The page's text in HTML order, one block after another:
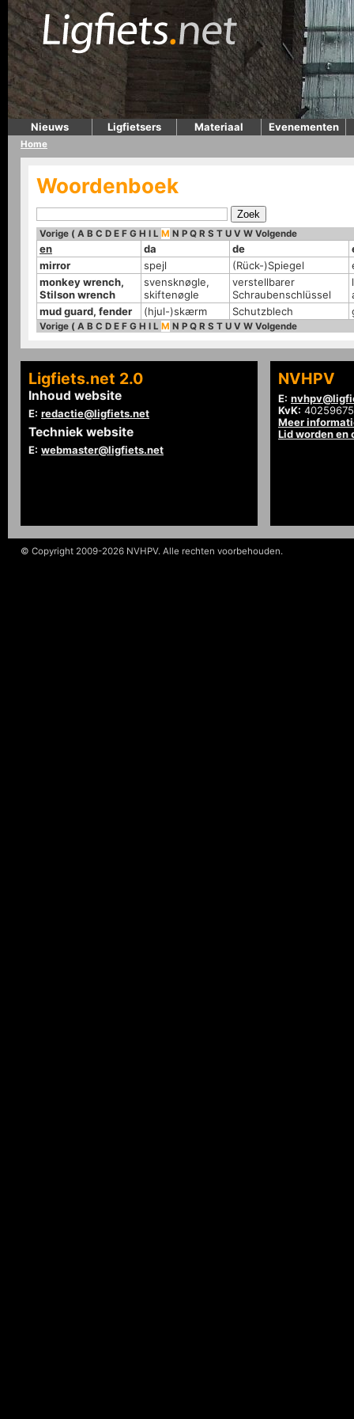
Nieuws Ligfietsers Materiaal Evenementen
Home
Woordenboek
Vorige ( A B C D E F G H I L M N P Q R S T U V W Volgende
en da de
mirror
spejl (Rück-)Spiegel
monkey wrench,
Stilson wrench
svensknøgle,
skiftenøgle
verstellbarer
Schraubenschlüssel
mud guard, fender
(hjul-)skærm Schutzblech
Vorige ( A B C D E F G H I L M N P Q R S T U V W Volgende
Ligfiets.net 2.0
Inhoud website
E: redactie@ligfiets.net
Techniek website
E: webmaster@ligfiets.net
NVHPV
E:
KvK: 40259675
Meer
Lid worden en
© Copyright 2009-2026 NVHPV. Alle rechten voorbehouden.